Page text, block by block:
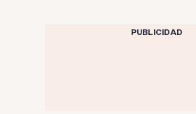
PUBLICIDAD